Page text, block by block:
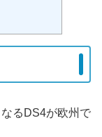
るDS4が欧州で